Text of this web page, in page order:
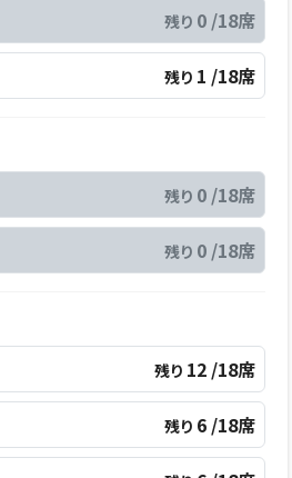
残り0 /18席
残り1 /18席
残り0 /18席
残り0 /18席
残り12 /18席
残り6 /18席